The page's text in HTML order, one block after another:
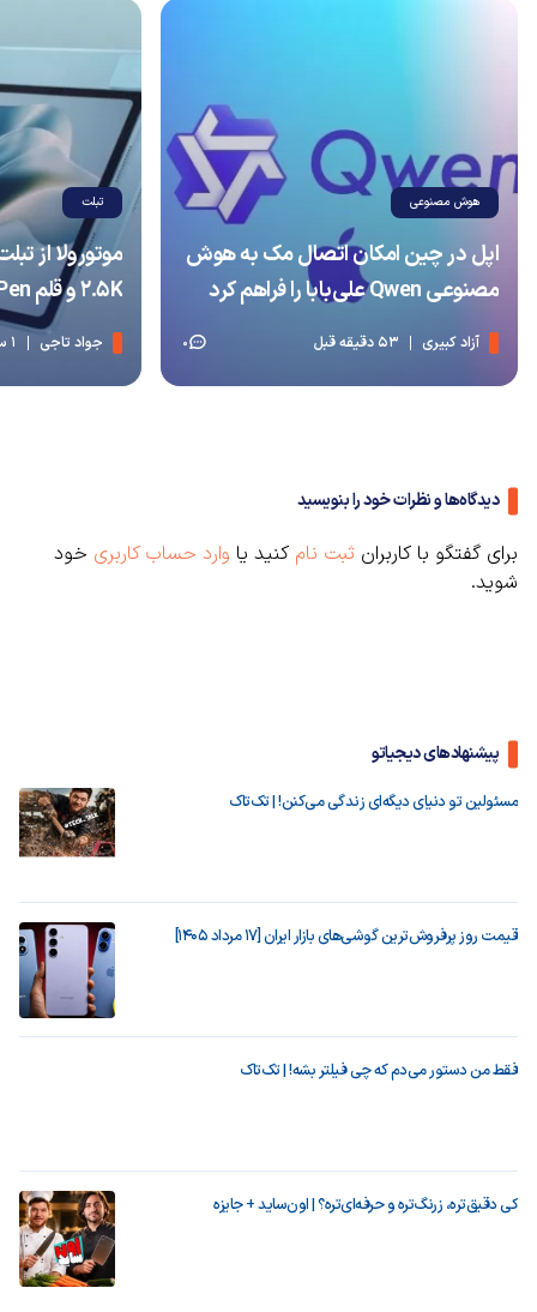
هوش مصنوعی
اپل در چین امکان اتصال مک به هوش
مصنوعی Qwen علی‌بابا را فراهم کرد
آزاد کبیری 53 دقیقه قبل 0
تبلت
2.5K و قلم Moto Pen رونمایی کرد
جواد تاجی 1 ساعت قبل
دیدگاه‌ها و نظرات خود را بنویسید
برای گفتگو با کاربران ثبت نام کنید یا وارد حساب کاربری خود
شوید.
پیشنهادهای دیجیاتو
مسئولین تو دنیای دیگه‌ای زندگی می‌کنن! | تک‌تاک
قیمت روز پرفروش‌ترین گوشی‌های بازار ایران [17 مرداد 1405]
فقط من دستور می‌دم که چی فیلتر بشه! | تک‌تاک
کی دقیق‌تره، زرنگ‌تره و حرفه‌ای‌تره؟ | اون‌ساید + جایزه